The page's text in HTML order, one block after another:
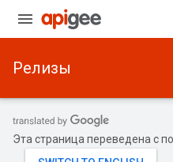
Релизы
Эта страница переведена с